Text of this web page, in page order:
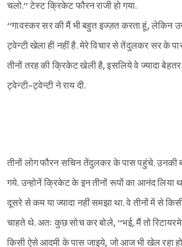
Sign in
चलो.’’ टेस्ट क्रिकेट फौरन राजी हो गया.
‘‘गावस्कर सर की मैं भी बहुत इज्ज़त करता हूं, लेकिन
ट्वेन्टी खेला ही नहीं है. मेरे विचार से तेंदुलकर सर के
तीनों तरह की क्रिकेट खेली है, इसलिये वे ज्यादा बेहतर
ट्वेन्टी-ट्वेन्टी ने राय दी.
तीनों लोग फौरन सचिन तेंदुलकर के पास पहुंचे. उनकी
गये. उन्होनें क्रिकेट के इन तीनों रूपों का आनंद लिया
दूसरे से कम या ज्यादा नहीं समझा था. वे तीनों में से
चाहते थे. अतः कुछ सोच कर बोले, ‘‘भई, मैं तो
किसी ऐसे आदमी के पास जाइये, जो आज भी खेल रहा